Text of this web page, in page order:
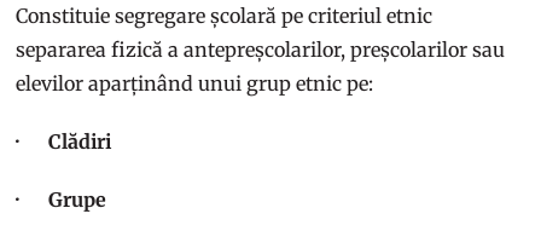
Constituie segregare școlară pe criteriul etnic
separarea fizică a antepreșcolarilor, preșcolarilor sau
elevilor aparținând unui grup etnic pe:
· Clădiri
· Grupe